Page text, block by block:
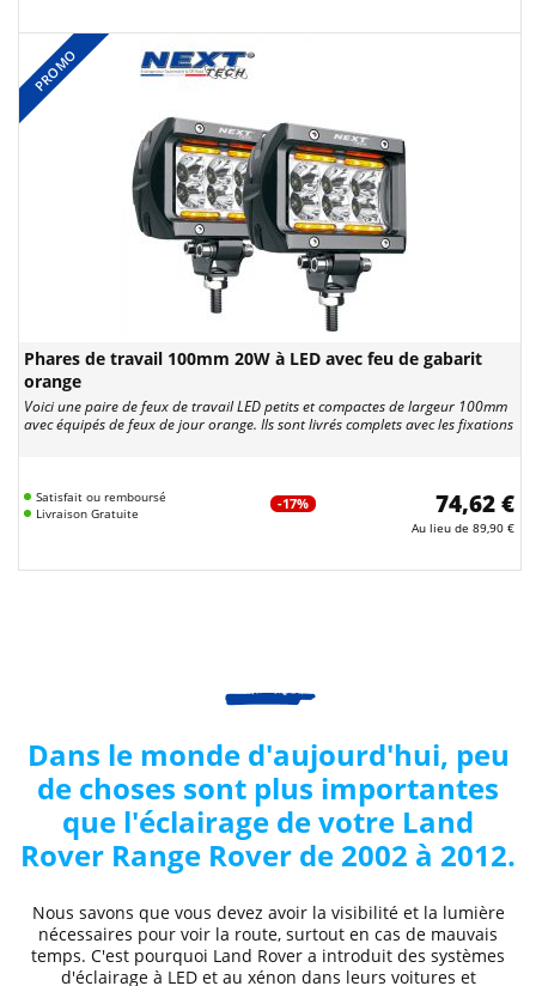
PROMO
Phares de travail 100mm 20W à LED avec feu de gabarit
orange
Voici une paire de feux de travail LED petits et compactes de largeur 100mm
avec équipés de feux de jour orange. Ils sont livrés complets avec les fixations
Satisfait ou remboursé
Livraison Gratuite
-17% 74,62 €
Au lieu de 89,90 €
Dans le monde d'aujourd'hui, peu
de choses sont plus importantes
que l'éclairage de votre Land
Rover Range Rover de 2002 à 2012.
Nous savons que vous devez avoir la visibilité et la lumière
nécessaires pour voir la route, surtout en cas de mauvais
temps. C'est pourquoi Land Rover a introduit des systèmes
d'éclairage à LED et au xénon dans leurs voitures et